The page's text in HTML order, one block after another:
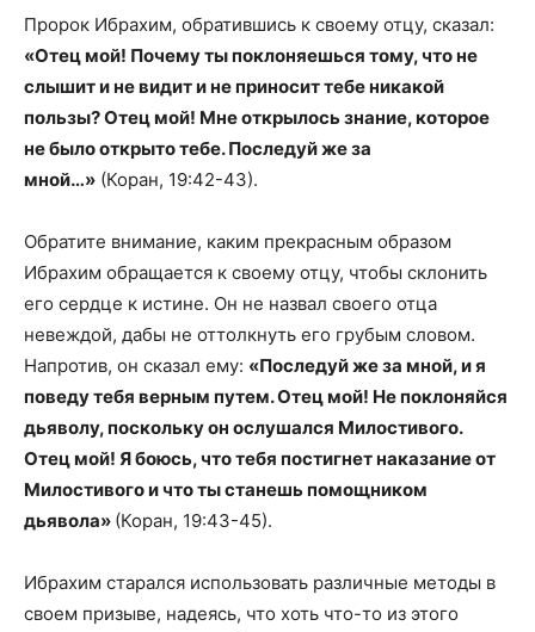
Пророк Ибрахим, обратившись к своему отцу, сказал:
«Отец мой! Почему ты поклоняешься тому, что не
слышит и не видит и не приносит тебе никакой
пользы? Отец мой! Мне открылось знание, которое
не было открыто тебе. Последуй же за
мной…» (Коран, 19:42-43).
Обратите внимание, каким прекрасным образом
Ибрахим обращается к своему отцу, чтобы склонить
его сердце к истине. Он не назвал своего отца
невеждой, дабы не оттолкнуть его грубым словом.
Напротив, он сказал ему: «Последуй же за мной, и я
поведу тебя верным путем. Отец мой! Не поклоняйся
дьяволу, поскольку он ослушался Милостивого.
Отец мой! Я боюсь, что тебя постигнет наказание от
Милостивого и что ты станешь помощником
дьявола» (Коран, 19:43-45).
Ибрахим старался использовать различные методы в
своем призыве, надеясь, что хоть что-то из этого